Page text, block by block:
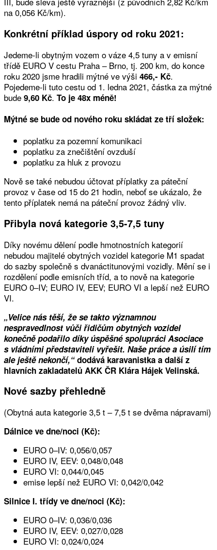
na 0,056 Kč/km).
Konkrétní příklad úspory od roku 2021:
Jedeme-li obytným vozem o váze 4,5 tuny a v emisní
třídě EURO V cestu Praha – Brno, tj. 200 km, do konce
roku 2020 jsme hradili mýtné ve výši 466,- Kč.
Pojedeme-li tuto cestu od 1. ledna 2021, částka za mýtné
bude 9,60 Kč. To je 48x méně!
Mýtné se bude od nového roku skládat ze tří složek:
poplatku za pozemní komunikaci
poplatku za znečištění ovzduší
poplatku za hluk z provozu
Nově se také nebudou účtovat příplatky za páteční
provoz v čase od 15 do 21 hodin, neboť se ukázalo, že
tento příplatek nemá na páteční provoz žádný vliv.
Přibyla nová kategorie 3,5-7,5 tuny
Díky novému dělení podle hmotnostních kategorií
nebudou majitelé obytných vozidel kategorie M1 spadat
do sazby společně s dvanáctitunovými vozidly. Mění se i
rozdělení podle emisních tříd, a to nově na kategorie
EURO 0–IV; EURO IV, EEV; EURO VI a lepší než EURO
VI.
„Velice nás těší, že se takto významnou
nespravedlnost vůči řidičům obytných vozidel
konečně podařilo díky úspěšné spolupráci Asociace
s vládními představiteli vyřešit. Naše práce a úsilí tím
ale ještě nekončí,“dodává karavanistka a další z
hlavních zakladatelů AKK ČR Klára Hájek Velinská.
Nové sazby přehledně
(Obytná auta kategorie 3,5 t – 7,5 t se dvěma nápravami)
Dálnice ve dne/noci (Kč):
EURO 0–IV: 0,056/0,057
EURO IV, EEV: 0,048/0,048
EURO VI: 0,044/0,045
emise lepší než EURO VI: 0,042/0,042
Silnice I. třídy ve dne/noci (Kč):
EURO 0–IV: 0,036/0,036
EURO IV, EEV: 0,027/0,028
EURO VI: 0,024/0,024